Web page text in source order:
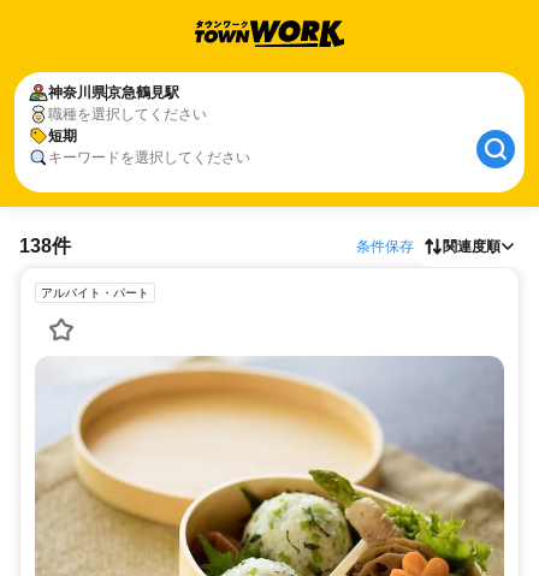
神奈川県京急鶴見駅
職種を選択してください
短期
キーワードを選択してください
138件 条件保存 関連度順
アルバイト・パート